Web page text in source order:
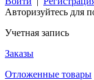
Авторизуйтесь для
Учетная запись
Заказы
Отложенные товары